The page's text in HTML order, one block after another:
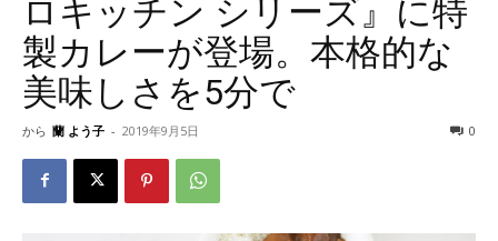
ロキッチン シリーズ』に特
製カレーが登場。本格的な
美味しさを5分で
から 蘭 よう子 - 2019年9月5日 0